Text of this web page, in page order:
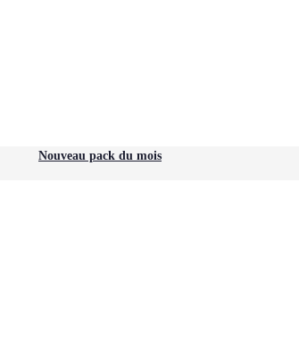
Nouveau pack du mois